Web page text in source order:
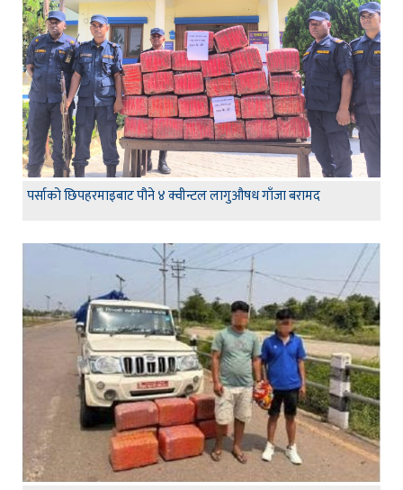
पर्साको छिपहरमाइबाट पौने ४ क्वीन्टल लागुऔषध गाँजा बरामद